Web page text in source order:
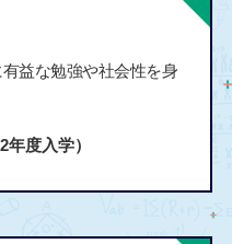
益な勉強や社会性を身
年度入学）